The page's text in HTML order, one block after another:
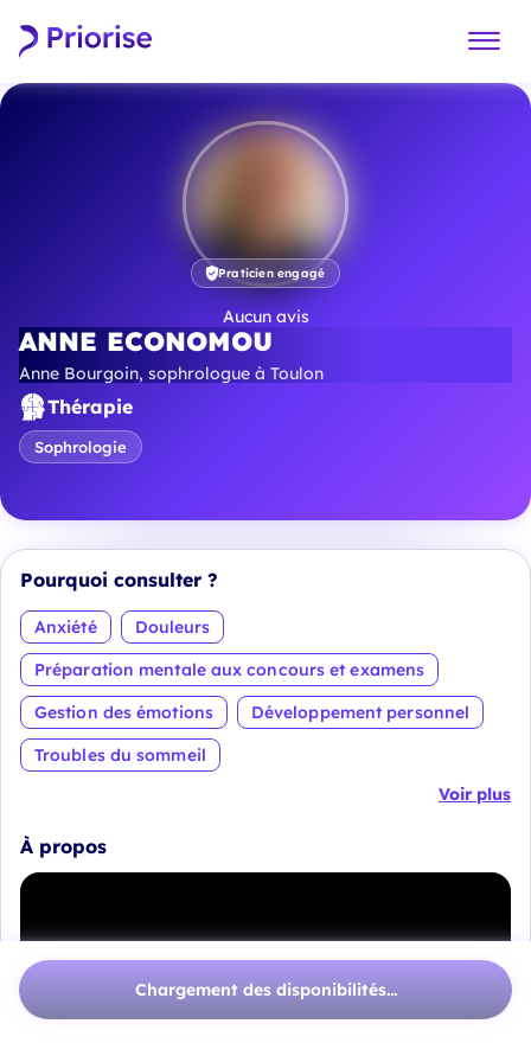
Praticien engagé
Aucun avis
ANNE ECONOMOU
Anne Bourgoin, sophrologue à Toulon
Thérapie
Sophrologie
Pourquoi consulter ?
Anxiété
Douleurs
Préparation mentale aux concours et examens
Gestion des émotions
Développement personnel
Troubles du sommeil
Voir plus
À propos
Chargement des disponibilités...